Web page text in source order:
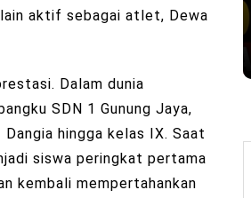
aktif sebagai atlet, Dewa
Dalam dunia
SDN 1 Gunung Jaya,
hingga kelas IX. Saat
siswa peringkat pertama
kembali mempertahankan